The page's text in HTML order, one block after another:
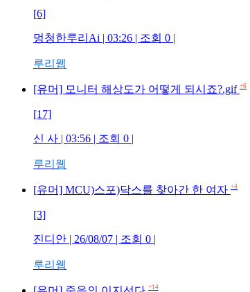
[6]
멍청한루리Ai | 03:26 | 조회 0 |
루리웹
[유머] 모니터 해상도가 어떻게 되시죠?.gif +6
[17]
신 사 | 03:56 | 조회 0 |
루리웹
[유머] MCU)스포)닥스를 찾아간 한 여자 +4
[3]
진디안 | 26/08/07 | 조회 0 |
루리웹
+14